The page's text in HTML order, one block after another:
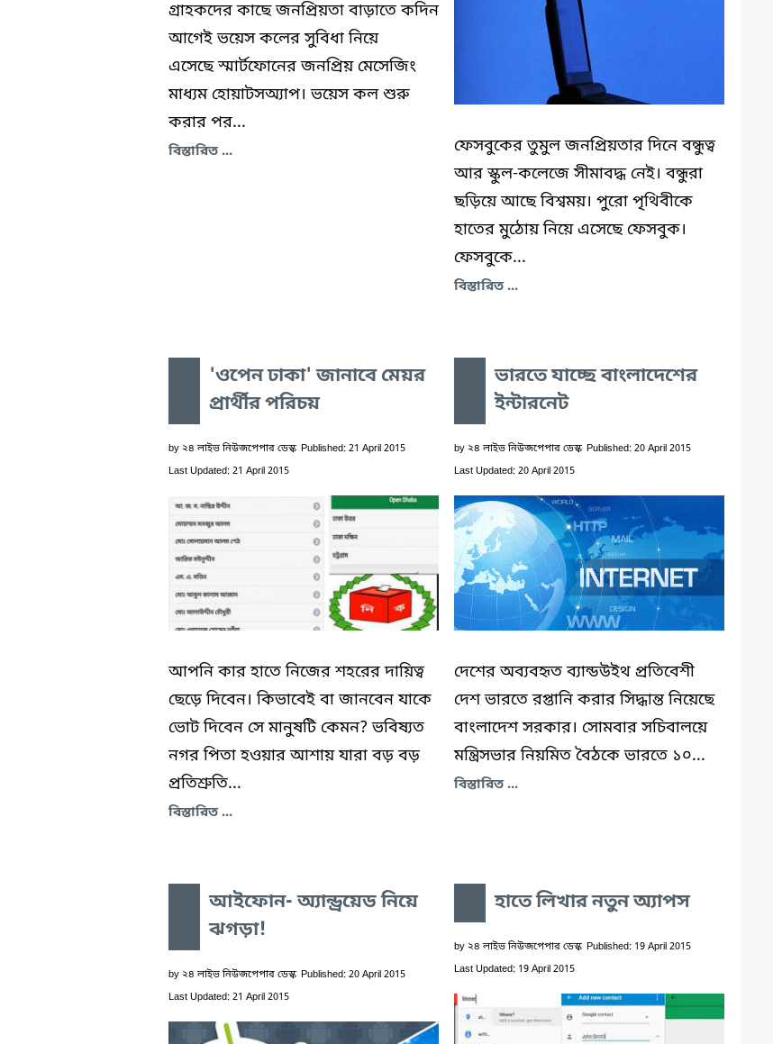
গ্রাহকদের কাছে জনপ্রিয়তা বাড়াতে কদিন
আগেই ভয়েস কলের সুবিধা নিয়ে
এসেছে স্মার্টফোনের জনপ্রিয় মেসেজিং
মাধ্যম হোয়াটসঅ্যাপ। ভয়েস কল শুরু
করার পর...
বিস্তারিত ...
ফেসবুকের তুমুল জনপ্রিয়তার দিনে বন্ধুত্ব
আর স্কুল-কলেজে সীমাবদ্ধ নেই। বন্ধুরা
ছড়িয়ে আছে বিশ্বময়। পুরো পৃথিবীকে
হাতের মুঠোয় নিয়ে এসেছে ফেসবুক।
ফেসবুকে...
বিস্তারিত ...
'ওপেন ঢাকা' জানাবে মেয়র
প্রার্থীর পরিচয়
by ২৪ লাইভ নিউজপেপার ডেস্ক Published: 21 April 2015
Last Updated: 21 April 2015
আপনি কার হাতে নিজের শহরের দায়িত্ব
ছেড়ে দিবেন। কিভাবেই বা জানবেন যাকে
ভোট দিবেন সে মানুষটি কেমন? ভবিষ্যত
নগর পিতা হওয়ার আশায় যারা বড় বড়
প্রতিশ্রুতি...
বিস্তারিত ...
ভারতে যাচ্ছে বাংলাদেশের
ইন্টারনেট
by ২৪ লাইভ নিউজপেপার ডেস্ক Published: 20 April 2015
Last Updated: 20 April 2015
দেশের অব্যবহৃত ব্যান্ডউইথ প্রতিবেশী
দেশ ভারতে রপ্তানি করার সিদ্ধান্ত নিয়েছে
বাংলাদেশ সরকার। সোমবার সচিবালয়ে
মন্ত্রিসভার নিয়মিত বৈঠকে ভারতে ১০...
বিস্তারিত ...
আইফোন- অ্যান্ড্রয়েড নিয়ে
ঝগড়া!
by ২৪ লাইভ নিউজপেপার ডেস্ক Published: 20 April 2015
Last Updated: 21 April 2015
হাতে লিখার নতুন অ্যাপস
by ২৪ লাইভ নিউজপেপার ডেস্ক Published: 19 April 2015
Last Updated: 19 April 2015